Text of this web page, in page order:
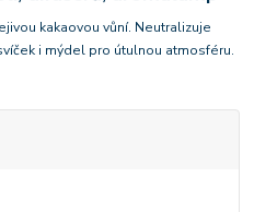
kakaovou vůní. Neutralizuje
i mýdel pro útulnou atmosféru.